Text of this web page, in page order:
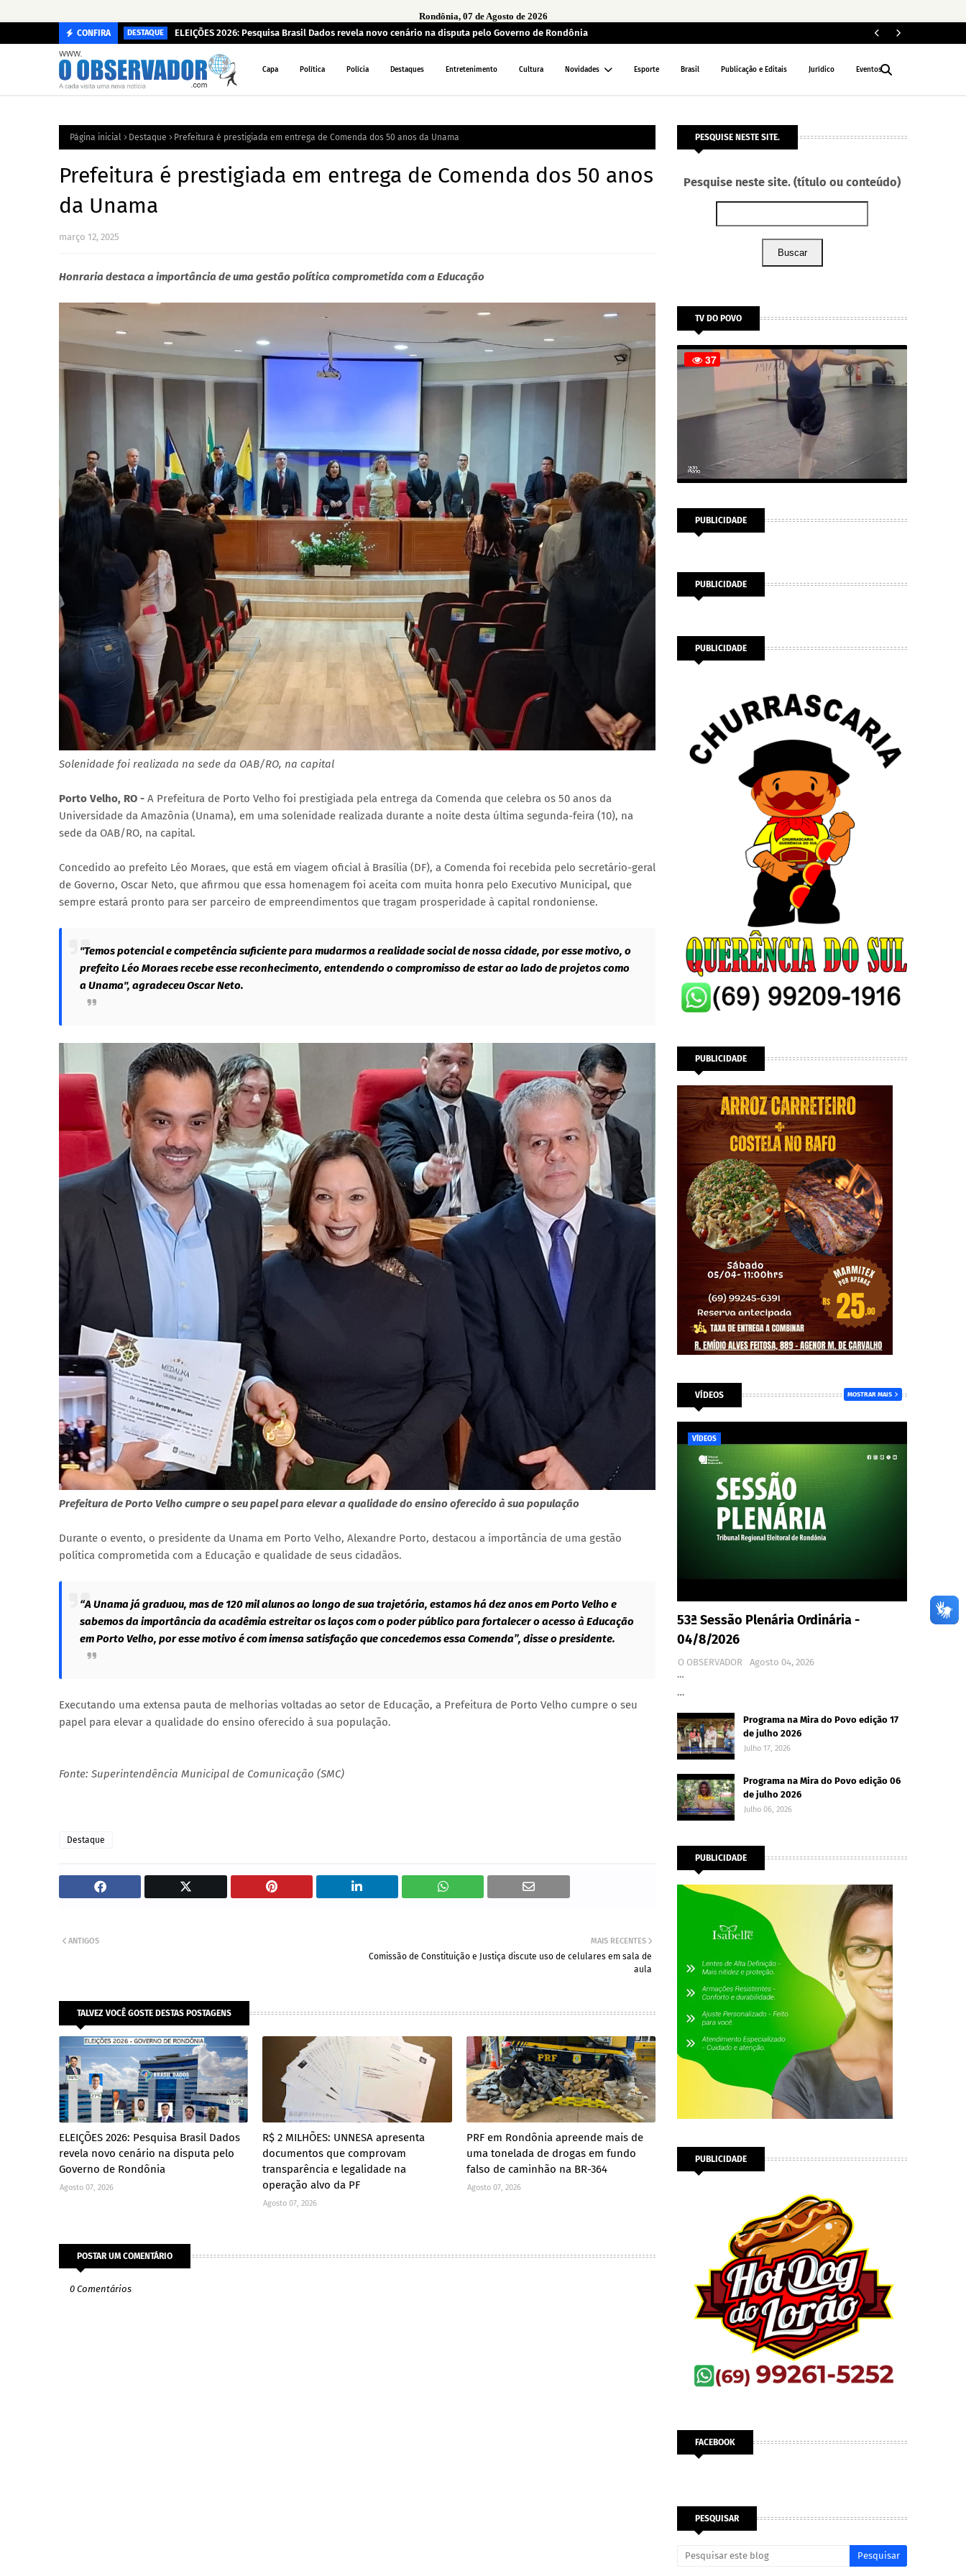
Rondônia, 07 de Agosto de 2026
CONFIRA DESTAQUE ELEIÇÕES 2026: Pesquisa Brasil Dados revela novo cenário na disputa pelo Governo de Rondônia
Capa Política Polícia Destaques Entretenimento Cultura Novidades Esporte Brasil Publicação e Editais Jurídico Eventos
Página inicial Destaque Prefeitura é prestigiada em entrega de Comenda dos 50 anos da Unama
Prefeitura é prestigiada em entrega de Comenda dos 50 anos
da Unama
março 12, 2025
Honraria destaca a importância de uma gestão política comprometida com a Educação
Solenidade foi realizada na sede da OAB/RO, na capital
Porto Velho, RO - A Prefeitura de Porto Velho foi prestigiada pela entrega da Comenda que celebra os 50 anos da
Universidade da Amazônia (Unama), em uma solenidade realizada durante a noite desta última segunda-feira (10), na
sede da OAB/RO, na capital.
Concedido ao prefeito Léo Moraes, que está em viagem oficial à Brasília (DF), a Comenda foi recebida pelo secretário-geral
de Governo, Oscar Neto, que afirmou que essa homenagem foi aceita com muita honra pelo Executivo Municipal, que
sempre estará pronto para ser parceiro de empreendimentos que tragam prosperidade à capital rondoniense.
"Temos potencial e competência suficiente para mudarmos a realidade social de nossa cidade, por esse motivo, o
prefeito Léo Moraes recebe esse reconhecimento, entendendo o compromisso de estar ao lado de projetos como
a Unama", agradeceu Oscar Neto.
Prefeitura de Porto Velho cumpre o seu papel para elevar a qualidade do ensino oferecido à sua população
Durante o evento, o presidente da Unama em Porto Velho, Alexandre Porto, destacou a importância de uma gestão
política comprometida com a Educação e qualidade de seus cidadãos.
“A Unama já graduou, mas de 120 mil alunos ao longo de sua trajetória, estamos há dez anos em Porto Velho e
sabemos da importância da acadêmia estreitar os laços com o poder público para fortalecer o acesso à Educação
em Porto Velho, por esse motivo é com imensa satisfação que concedemos essa Comenda”, disse o presidente.
Executando uma extensa pauta de melhorias voltadas ao setor de Educação, a Prefeitura de Porto Velho cumpre o seu
papel para elevar a qualidade do ensino oferecido à sua população.
Fonte: Superintendência Municipal de Comunicação (SMC)
Destaque
MAIS RECENTES
Comissão de Constituição e Justiça discute uso de celulares em sala de
aula
ANTIGOS
TALVEZ VOCÊ GOSTE DESTAS POSTAGENS
ELEIÇÕES 2026: Pesquisa Brasil Dados
revela novo cenário na disputa pelo
Governo de Rondônia
Agosto 07, 2026
R$ 2 MILHÕES: UNNESA apresenta
documentos que comprovam
transparência e legalidade na
operação alvo da PF
Agosto 07, 2026
PRF em Rondônia apreende mais de
uma tonelada de drogas em fundo
falso de caminhão na BR-364
Agosto 07, 2026
POSTAR UM COMENTÁRIO
0 Comentários
PESQUISE NESTE SITE.
Pesquise neste site. (título ou conteúdo)
Buscar
TV DO POVO
PUBLICIDADE
PUBLICIDADE
PUBLICIDADE
PUBLICIDADE
VÍDEOS MOSTRAR MAIS
VÍDEOS
53ª Sessão Plenária Ordinária -
04/8/2026
O OBSERVADOR
Agosto 04, 2026
…
…
Programa na Mira do Povo edição 17
de julho 2026
Julho 17, 2026
Programa na Mira do Povo edição 06
de julho 2026
Julho 06, 2026
PUBLICIDADE
PUBLICIDADE
FACEBOOK
PESQUISAR